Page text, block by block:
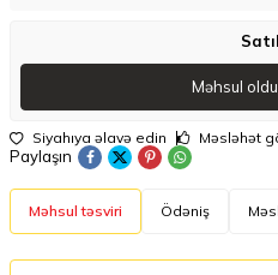
Məhsul
Siyahıya əlavə edin Məsləhət
Paylaşın
Məhsul təsviri Ödəniş